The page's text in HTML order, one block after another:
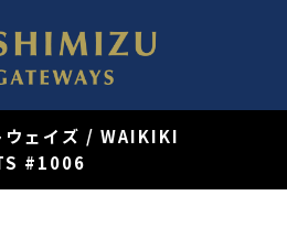
ェイズ / WAIKIKI
#1006